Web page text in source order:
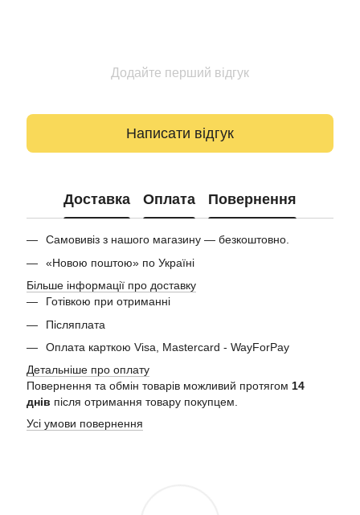
Додайте перший відгук
Написати відгук
Доставка Оплата Повернення
Самовивіз з нашого магазину — безкоштовно.
«Новою поштою» по Україні
Більше інформації про доставку
Готівкою при отриманні
Післяплата
Оплата карткою Visa, Mastercard - WayForPay
Детальніше про оплату
Повернення та обмін товарів можливий протягом 14
днів після отримання товару покупцем.
Усі умови повернення